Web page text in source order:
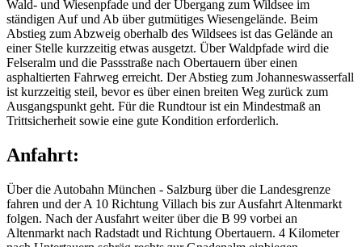
Wald- und Wiesenpfade und der Übergang zum Wildsee im
ständigen Auf und Ab über gutmütiges Wiesengelände. Beim
Abstieg zum Abzweig oberhalb des Wildsees ist das Gelände an
einer Stelle kurzzeitig etwas ausgetzt. Über Waldpfade wird die
Felseralm und die Passstraße nach Obertauern über einen
asphaltierten Fahrweg erreicht. Der Abstieg zum Johanneswasserfall
ist kurzzeitig steil, bevor es über einen breiten Weg zurück zum
Ausgangspunkt geht. Für die Rundtour ist ein Mindestmaß an
Trittsicherheit sowie eine gute Kondition erforderlich.
Anfahrt:
Über die Autobahn München - Salzburg über die Landesgrenze
fahren und der A 10 Richtung Villach bis zur Ausfahrt Altenmarkt
folgen. Nach der Ausfahrt weiter über die B 99 vorbei an
Altenmarkt nach Radstadt und Richtung Obertauern. 4 Kilometer